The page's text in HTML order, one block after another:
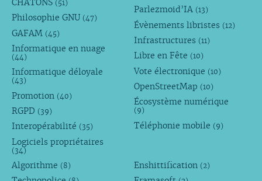
CHATONS (51)
Philosophie GNU (47)
GAFAM (45)
Informatique en nuage
(44)
Informatique déloyale
(43)
Promotion (40)
RGPD (39)
Interopérabilité (35)
Logiciels propriétaires
(34)
Parlezmoid’IA (13)
Évènements libristes (12)
Infrastructures (11)
Libre en Fête (10)
Vote électronique (10)
OpenStreetMap (10)
Écosystème numérique
(9)
Téléphonie mobile (9)
Algorithme (8) Enshittification (2)